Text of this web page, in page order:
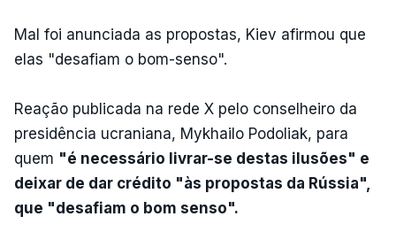
Mal foi anunciada as propostas, Kiev afirmou que
elas "desafiam o bom-senso".
Reação publicada na rede X pelo conselheiro da
presidência ucraniana, Mykhailo Podoliak, para
quem "é necessário livrar-se destas ilusões" e
deixar de dar crédito "às propostas da Rússia",
que "desafiam o bom senso".